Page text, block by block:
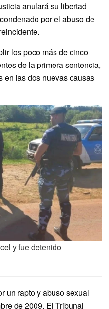
anulará su libertad
por el abuso de
los poco más de cinco
de la primera sentencia,
en las dos nuevas causas
y fue detenido
un rapto y abuso sexual
de 2009. El Tribunal